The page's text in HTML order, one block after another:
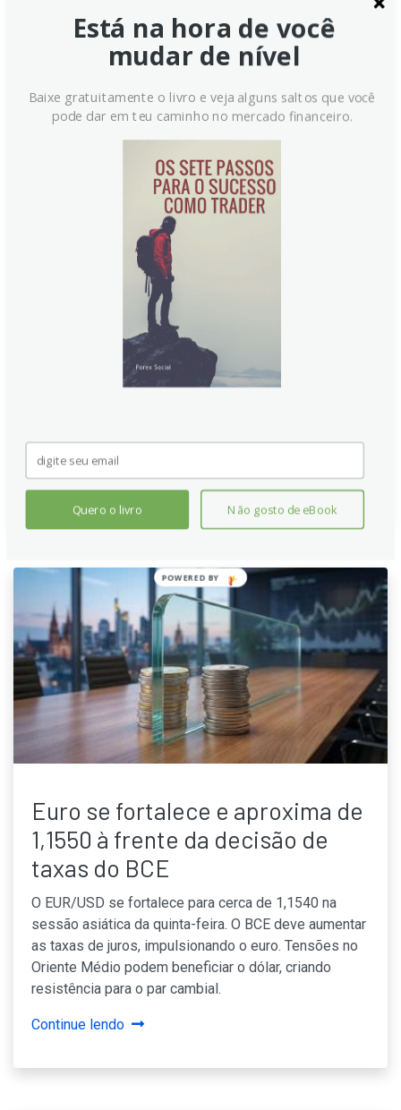
Euro mantém viés positivo
acima de 1.1400 contra o USD;
tensões no Oriente Médio
limitam ganhos
O par EUR/USD opera com viés positivo pelo
segundo dia consecutivo, embora sem forte
convicção. O dólar americano (USD) segue defensivo,
com expectativas reduzidas de alta de juros pelo Fed.
valorização do par.
Continue lendo
Euro se fortalece e aproxima de
1,1550 à frente da decisão de
taxas do BCE
O EUR/USD se fortalece para cerca de 1,1540 na
sessão asiática da quinta-feira. O BCE deve aumentar
as taxas de juros, impulsionando o euro. Tensões no
Oriente Médio podem beneficiar o dólar, criando
resistência para o par cambial.
Continue lendo
Está na hora de você
mudar de nível
Baixe gratuitamente o livro e veja alguns saltos que você
pode dar em teu caminho no mercado financeiro.
Quero o livro Não gosto de eBook
POWERED BY